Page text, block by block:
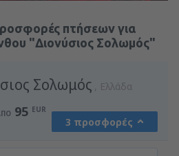
πτήσεων για
"Διονύσιος Σολωμός"
Σολωμός Ελλάδα
95 EUR
3 προσφορές